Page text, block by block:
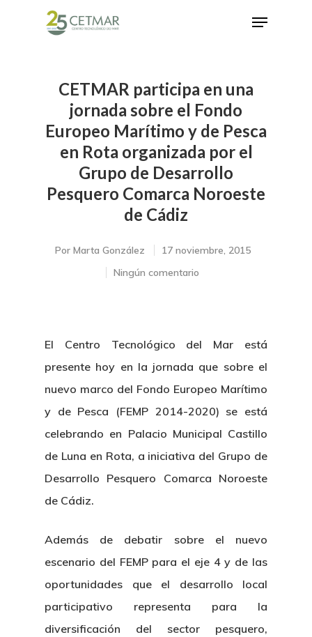
Hit enter to search or ESC to close
CETMAR participa en una
jornada sobre el Fondo
Europeo Marítimo y de Pesca
en Rota organizada por el
Grupo de Desarrollo
Pesquero Comarca Noroeste
de Cádiz
Por Marta González
17 noviembre, 2015
Ningún comentario
El Centro Tecnológico del Mar está
presente hoy en la jornada que sobre el
nuevo marco del Fondo Europeo Marítimo
y de Pesca (FEMP 2014-2020) se está
celebrando en Palacio Municipal Castillo
de Luna en Rota, a iniciativa del Grupo de
Desarrollo Pesquero Comarca Noroeste
de Cádiz.
Además de debatir sobre el nuevo
escenario del FEMP para el eje 4 y de las
oportunidades que el desarrollo local
participativo representa para la
diversificación del sector pesquero,